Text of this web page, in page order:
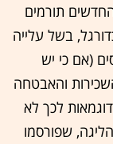
תורמים
בשל עלייה
(אם כי יש
והאבטחה
לכך לא
שפורסמו